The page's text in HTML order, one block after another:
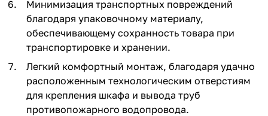
Минимизация транспортных повреждений
благодаря упаковочному материалу,
обеспечивающему сохранность товара при
транспортировке и хранении.
Легкий комфортный монтаж, благодаря удачно
расположенным технологическим отверстиям
для крепления шкафа и вывода труб
противопожарного водопровода.